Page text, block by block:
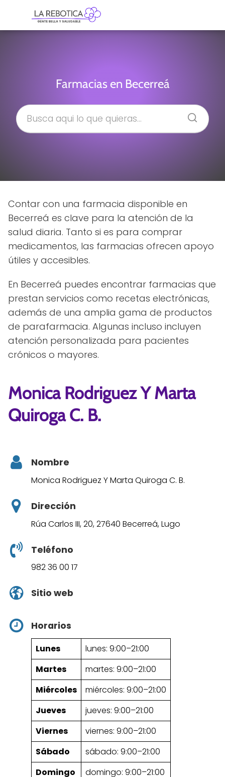
Farmacias en Becerreá
Contar con una farmacia disponible en
Becerreá es clave para la atención de la
salud diaria. Tanto si es para comprar
medicamentos, las farmacias ofrecen apoyo
útiles y accesibles.
En Becerreá puedes encontrar farmacias que
prestan servicios como recetas electrónicas,
además de una amplia gama de productos
de parafarmacia. Algunas incluso incluyen
atención personalizada para pacientes
crónicos o mayores.
Monica Rodriguez Y Marta
Quiroga C. B.
Nombre
Monica Rodriguez Y Marta Quiroga C. B.
Dirección
Rúa Carlos III, 20, 27640 Becerreá, Lugo
Teléfono
982 36 00 17
Sitio web
Horarios
Lunes
lunes: 9:00–21:00
Martes
martes: 9:00–21:00
Miércoles
miércoles: 9:00–21:00
Jueves
jueves: 9:00–21:00
Viernes
viernes: 9:00–21:00
Sábado
sábado: 9:00–21:00
Domingo
domingo: 9:00–21:00